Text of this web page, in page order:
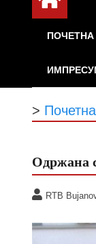
ПОЧЕТНА
> Почетна
Одржана
RTB